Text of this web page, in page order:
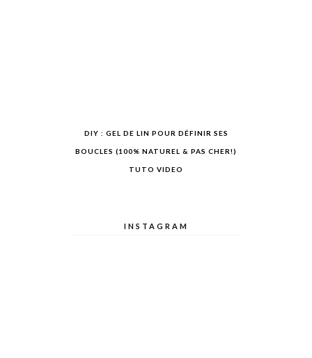
DIY : GEL DE LIN POUR DÉFINIR SES
BOUCLES (100% NATUREL & PAS CHER!)
TUTO VIDEO
INSTAGRAM